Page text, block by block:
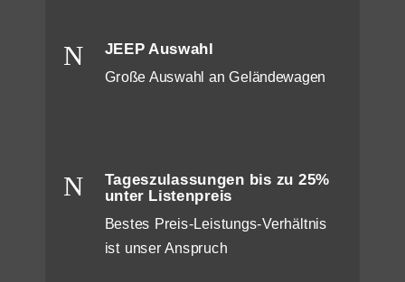
N JEEP Auswahl
Große Auswahl an Geländewagen
N
Tageszulassungen bis zu 25%
unter Listenpreis
Bestes Preis-Leistungs-Verhältnis
ist unser Anspruch